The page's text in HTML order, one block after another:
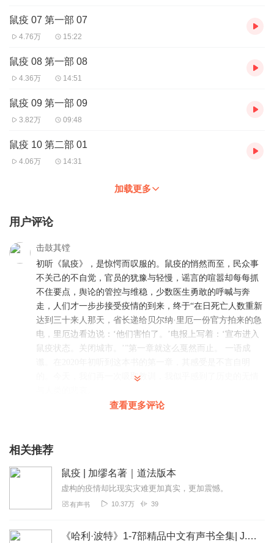
鼠疫 07 第一部 07
4.76万 15:22
鼠疫 08 第一部 08
4.36万 14:51
鼠疫 09 第一部 09
3.82万 09:48
鼠疫 10 第二部 01
4.06万 14:31
加载更多
用户评论
击鼓其镗
初听《鼠疫》，是惊愕而叹服的。鼠疫的悄然而至，民众事
不关己的不自觉，官员的犹豫与轻慢，谣言的喧嚣却每每抓
不住要点，舆论的管控与维稳，少数医生勇敢的呼喊与奔
走，人们才一步步接受疫情的到来，终于“在日死亡人数重新
达到三十来人那天，省长递给贝尔纳·里厄一份官方拍来的急
电，里厄边看边说：‘他们害怕了。’电报上写着：‘宣布进入
鼠疫状态。关闭城市。’”第一章就这么戛然而止。 一语成
的。今天，我们再一次吸取教训，我似乎感到了历史的无情
事物有两方面，有好也有坏，有愤怒也有怜悯，有瘟疫，也
有人们拯救，就连这伤害人们的灾祸，也在教育人们，给我
们指点出路……… 灾祸不是现实，人们只是认为他只是一场
着一个，期间消逝的确是人。首先是那些人文主义者。因为
此而已。他们认为他们还有可以对付的一切，这就意味着天
查看更多评论
相关推荐
鼠疫 | 加缪名著｜道法版本
虚构的疫情却比现实灾难更加真实，更加震憾。
有声书 10.37万 39
《哈利·波特》1-7部精品中文有声书全集| J.K.罗琳原著，光合积木演播